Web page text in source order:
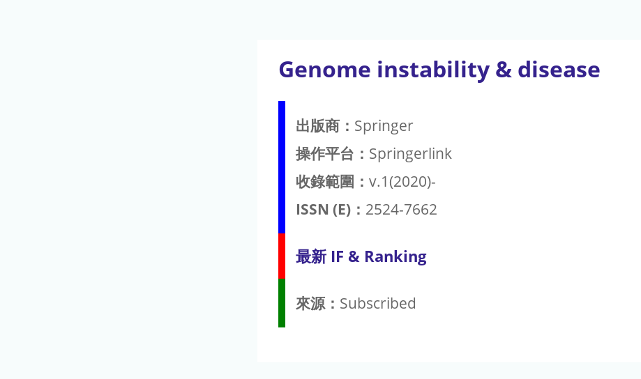
Genome instability & disease
出版商： Springer
操作平台： Springerlink
收錄範圍： v.1(2020)-
ISSN (E)： 2524-7662
最新 IF & Ranking
來源： Subscribed